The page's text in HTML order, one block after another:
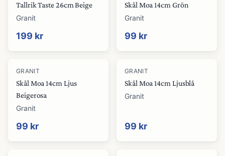
Tallrik Taste 26cm Beige
Granit
199 kr
Skål Moa 14cm Grön
Granit
99 kr
GRANIT
Skål Moa 14cm Ljus
Beigerosa
Granit
99 kr
GRANIT
Skål Moa 14cm Ljusblå
Granit
99 kr